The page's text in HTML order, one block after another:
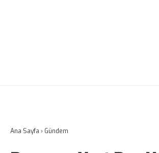
Ana Sayfa › Gündem